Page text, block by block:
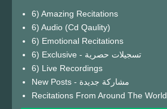
6) Amazing Recitations
6) Audio (Cd Qaulity)
6) Emotional Recitations
6) Exclusive - تسجيلات حصرية
6) Live Recordings
New Posts - مشاركة جديدة
Recitations From Around The World